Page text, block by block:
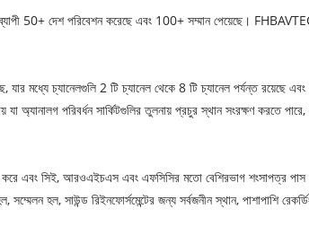
50+ দেশ পরিবেশন করেছে এবং 100+ সম্মান পেয়েছে।
মধ্যে চ্যানেলগুলি 2 টি চ্যানেল থেকে 8 টি চ্যানেল পর্যন্ত রয়েছে
পরিবর্ধন সার্কিটগুলির তুলনায় প্রচুর স্থান সংরক্ষণ করতে
করে এবং সিই, আরওএইচএস এবং এফসিসির মতো বেশিরভাগ শংসাপত্র
হল, সাউন্ড রিইনফোর্সমেন্টের জন্য সর্বজনীন স্থান, পাশাপাশি